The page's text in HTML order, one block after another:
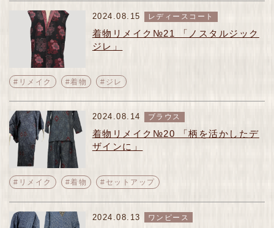
2024.08.15 レディースコート
着物リメイク№21 「ノスタルジック
ジレ」
#リメイク #着物 #ジレ
2024.08.14 ブラウス
着物リメイク№20 「柄を活かしたデ
ザインに」
#リメイク #着物 #セットアップ
2024.08.13 ワンピース